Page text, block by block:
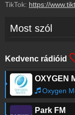
TikTok: https://
Most szól
16:52 Irene
16:48 Janet
Kedvenc rádióid
OXYGEN
Oxygen
Park FM